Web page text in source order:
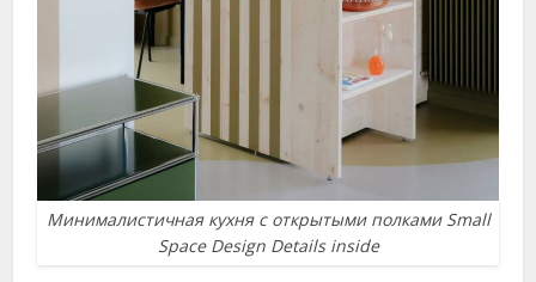
Минималистичная кухня с открытыми полками Small
Space Design Details inside